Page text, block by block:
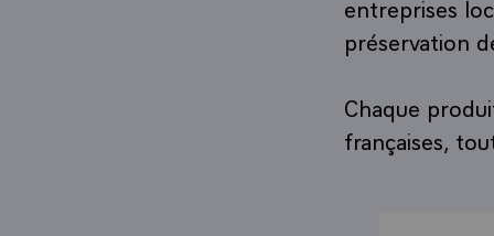
entreprises
préservation
Chaque
françaises,